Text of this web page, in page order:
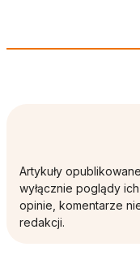
Artykuły
wyłącznie poglądy
opinie, komentarze
redakcji.